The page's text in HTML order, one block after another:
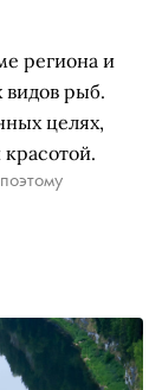
региона и
видов рыб.
целях,